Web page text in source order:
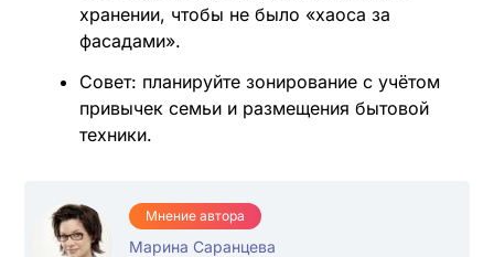
хранении, чтобы не было «хаоса за
фасадами».
Совет: планируйте зонирование с учётом
привычек семьи и размещения бытовой
техники.
Мнение автора
Марина Саранцева